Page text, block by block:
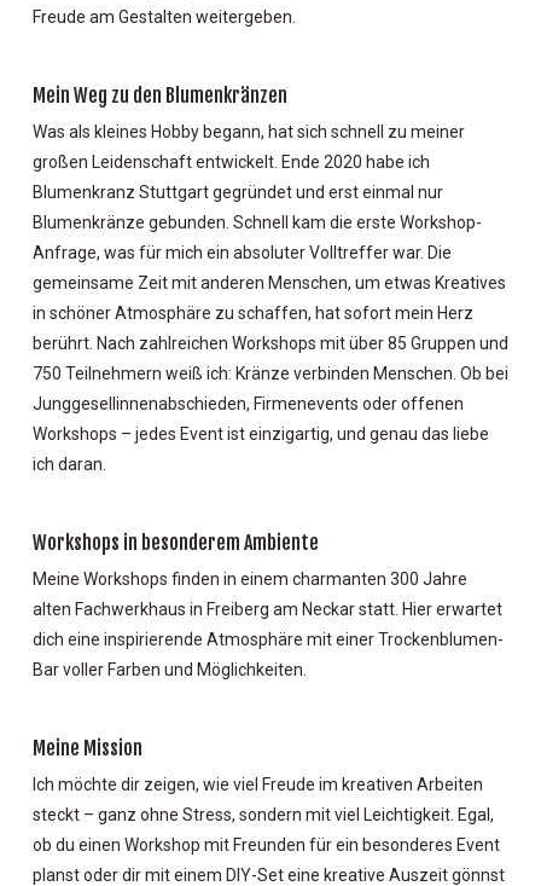
Freude am Gestalten weitergeben.
Mein Weg zu den Blumenkränzen
Was als kleines Hobby begann, hat sich schnell zu meiner
großen Leidenschaft entwickelt. Ende 2020 habe ich
Blumenkranz Stuttgart gegründet und erst einmal nur
Blumenkränze gebunden. Schnell kam die erste Workshop-
Anfrage, was für mich ein absoluter Volltreffer war. Die
gemeinsame Zeit mit anderen Menschen, um etwas Kreatives
in schöner Atmosphäre zu schaffen, hat sofort mein Herz
berührt. Nach zahlreichen Workshops mit über 85 Gruppen und
750 Teilnehmern weiß ich: Kränze verbinden Menschen. Ob bei
Junggesellinnenabschieden, Firmenevents oder offenen
Workshops – jedes Event ist einzigartig, und genau das liebe
ich daran.
Workshops in besonderem Ambiente
Meine Workshops finden in einem charmanten 300 Jahre
alten Fachwerkhaus in Freiberg am Neckar statt. Hier erwartet
dich eine inspirierende Atmosphäre mit einer Trockenblumen-
Bar voller Farben und Möglichkeiten.
Meine Mission
Ich möchte dir zeigen, wie viel Freude im kreativen Arbeiten
steckt – ganz ohne Stress, sondern mit viel Leichtigkeit. Egal,
ob du einen Workshop mit Freunden für ein besonderes Event
planst oder dir mit einem DIY-Set eine kreative Auszeit gönnst